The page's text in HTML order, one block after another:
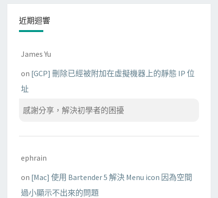
近期迴響
James Yu
on [GCP] 刪除已經被附加在虛擬機器上的靜態 IP 位
址
感謝分享，解決初學者的困擾
ephrain
on [Mac] 使用 Bartender 5 解決 Menu icon 因為空間
過小顯示不出來的問題